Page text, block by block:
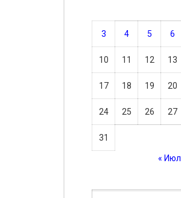
3 4 5 6
10 11 12 13
17 18 19 20
24 25 26 27
31
« Июл